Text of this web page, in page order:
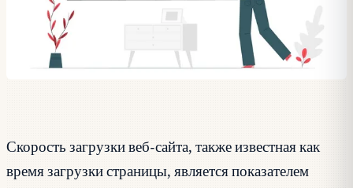
Скорость загрузки веб-сайта, также известная как
время загрузки страницы, является показателем